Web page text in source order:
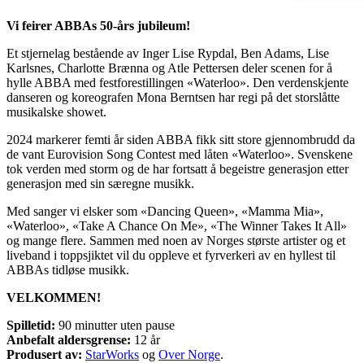
Vi feirer ABBAs 50-års jubileum!
Et stjernelag bestående av Inger Lise Rypdal, Ben Adams, Lise
Karlsnes, Charlotte Brænna og Atle Pettersen deler scenen for å
hylle ABBA med festforestillingen «Waterloo». Den verdenskjente
danseren og koreografen Mona Berntsen har regi på det storslåtte
musikalske showet.
2024 markerer femti år siden ABBA fikk sitt store gjennombrudd da
de vant Eurovision Song Contest med låten «Waterloo». Svenskene
tok verden med storm og de har fortsatt å begeistre generasjon etter
generasjon med sin særegne musikk.
Med sanger vi elsker som «Dancing Queen», «Mamma Mia»,
«Waterloo», «Take A Chance On Me», «The Winner Takes It All»
og mange flere. Sammen med noen av Norges største artister og et
liveband i toppsjiktet vil du oppleve et fyrverkeri av en hyllest til
ABBAs tidløse musikk.
VELKOMMEN!
Spilletid: 90 minutter uten pause
Anbefalt aldersgrense: 12 år
Produsert av: StarWorks og Over Norge.